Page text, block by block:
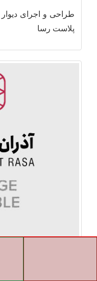
طراحی و اجرای
پلاست رسا